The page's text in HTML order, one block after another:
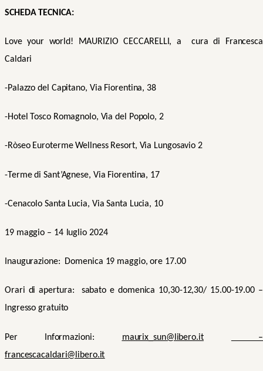
SCHEDA TECNICA:
Love your world! MAURIZIO CECCARELLI , a
cura di Francesca
Caldari
-Palazzo del Capitano, Via Fiorentina, 38
-Hotel Tosco Romagnolo, Via del Popolo, 2
-Ròseo Euroterme Wellness Resort, Via Lungosavio 2
-Terme di Sant’Agnese, Via Fiorentina, 17
-Cenacolo Santa Lucia, ViaSanta Lucia, 10
19 maggio – 14 luglio 2024
Inaugurazione: Domenica 19 maggio, ore 17.00
Orari di apertura: sabato edomenica 10,30-12,30/ 15.00-19.00 –
Ingresso gratuito
Per Informazioni: maurix_sun@libero.it
–
francescacaldari@libero.it